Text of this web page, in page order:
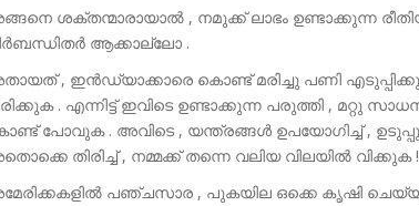
ശക്തന്മാരായാൽ , നമുക്ക് ലാഭം ഉണ്ടാക്കുന്ന
ആക്കാല്ലോ .
, ഇൻഡ്യാക്കാരെ കൊണ്ട് മരിച്ചു പണി
. എന്നിട്ട് ഇവിടെ ഉണ്ടാക്കുന്ന പരുത്തി , മറ്റു
പോവുക . അവിടെ , യന്ത്രങ്ങൾ ഉപയോഗിച്ച് ,
തിരിച്ച് , നമ്മക്ക് തന്നെ വലിയ വിലയിൽ വിക്കുക
പഞ്ചസാര , പുകയില ഒക്കെ കൃഷി